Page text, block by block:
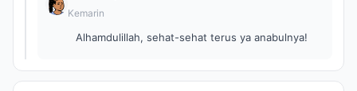
Kemarin
Alhamdulillah, sehat-sehat terus ya anabulnya!